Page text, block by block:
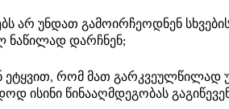
არ უნდათ გამოირჩეოდნენ
ნაწილად დარჩნენ;
ეტყვით, რომ მათ
ისინი წინააღმდეგობას